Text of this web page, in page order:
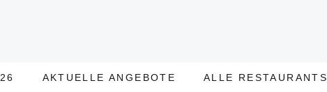
AKTUELLE ANGEBOTE ALLE RESTAURANTS